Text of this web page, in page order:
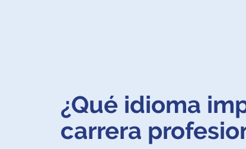
¿Qué idioma
carrera